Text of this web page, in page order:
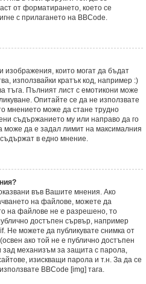
от форматирането, което се
с прилагането на BBCode.
изображения, които могат да бъдат
използвайки кратък код, например :)
тъга. Пълният лист с емотикони може
Опитайте се да не използвате
мнението може да стане трудно
съдържанието му или направо да го
може да е задал лимит на максималния
в едно мнение.
във Вашите мнения. Ако
на файлове, можете да
на файлове не е разрешено, то
достъпен сървър, например
Не можете да публикувате снимка от
ако той не е публично достъпен
зад механизъм за защита с парола,
изискващи парола и т.н. За да се
BBCode [img] тага.